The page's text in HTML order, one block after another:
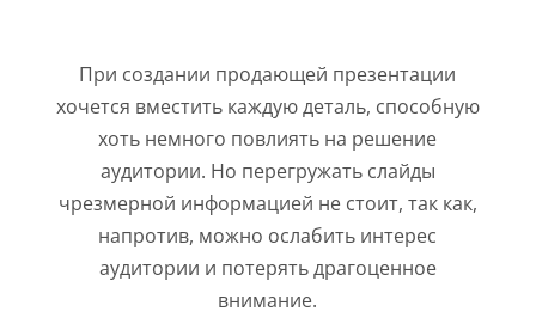
При создании продающей презентации
хочется вместить каждую деталь, способную
хоть немного повлиять на решение
аудитории. Но перегружать слайды
чрезмерной информацией не стоит, так как,
напротив, можно ослабить интерес
аудитории и потерять драгоценное
внимание.